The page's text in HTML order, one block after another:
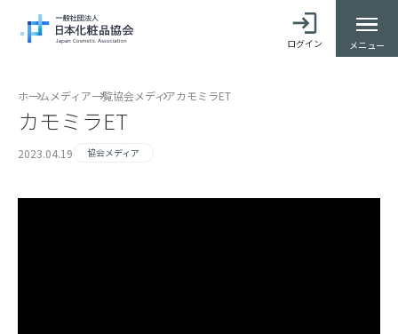
ログイン メニュー
ホーム メディア一覧協会メディアカモミラET
カモミラET
2023.04.19 協会メディア